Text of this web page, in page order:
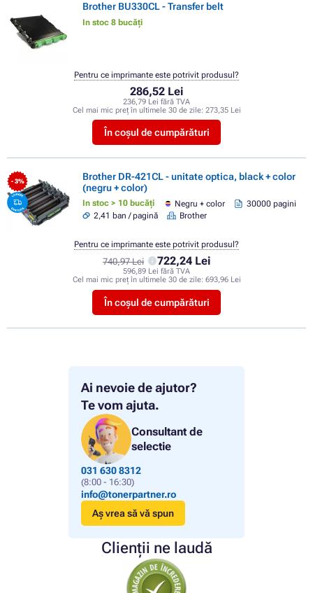
Ai nevoie de ajutor?
Te vom ajuta.
Consultant de
selectie
031 630 8312
(8:00 - 16:30)
info@tonerpartner.ro
Aș vrea să vă spun
Clienții ne laudă
Brother BU330CL - Transfer belt
In stoc 8 bucăți
286,52 Lei
236,79 Lei fără TVA
Cel mai mic preț în ultimele 30 de zile: 273,35 Lei
În coșul de cumpărături
Pentru ce imprimante este potrivit produsul?
- 3%
Brother DR-421CL - unitate optica, black + color
(negru + color)
In stoc > 10 bucăți Negru + color
30000 pagini
2,41 ban / pagină
Brother
740,97 Lei 722,24 Lei
596,89 Lei fără TVA
Cel mai mic preț în ultimele 30 de zile: 693,96 Lei
În coșul de cumpărături
Pentru ce imprimante este potrivit produsul?